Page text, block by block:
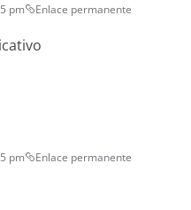
pm Enlace permanente
pm Enlace permanente